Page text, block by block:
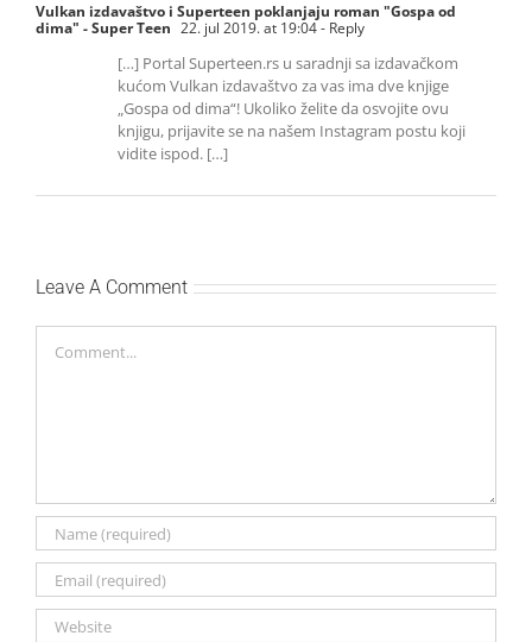
Vulkan izdavaštvo i Superteen poklanjaju roman "Gospa od
dima" - Super Teen 22. jul 2019. at 19:04- Reply
[…] Portal Superteen.rs u saradnji sa izdavačkom
kućom Vulkan izdavaštvo za vas ima dve knjige
„Gospa od dima“! Ukoliko želite da osvojite ovu
knjigu, prijavite se na našem Instagram postu koji
vidite ispod. […]
Leave A Comment